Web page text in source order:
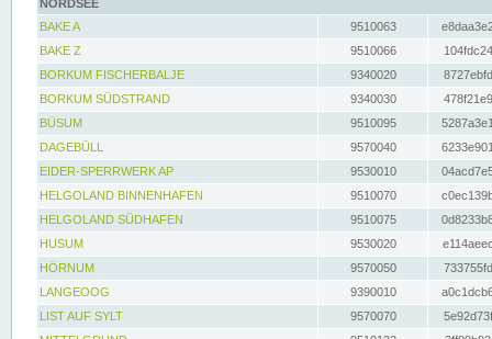
NORDSEE
BAKE A
9510063
BAKE Z
9510066
BORKUM FISCHERBALJE
9340020
BORKUM SÜDSTRAND
9340030
BÜSUM
9510095
DAGEBÜLL
9570040
EIDER-SPERRWERK AP
9530010
HELGOLAND BINNENHAFEN
9510070
HELGOLAND SÜDHAFEN
9510075
HUSUM
9530020
HÖRNUM
9570050
LANGEOOG
9390010
LIST AUF SYLT
9570070